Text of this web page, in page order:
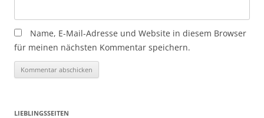
Name, E-Mail-Adresse und Website in diesem Browser
für meinen nächsten Kommentar speichern.
LIEBLINGSSEITEN